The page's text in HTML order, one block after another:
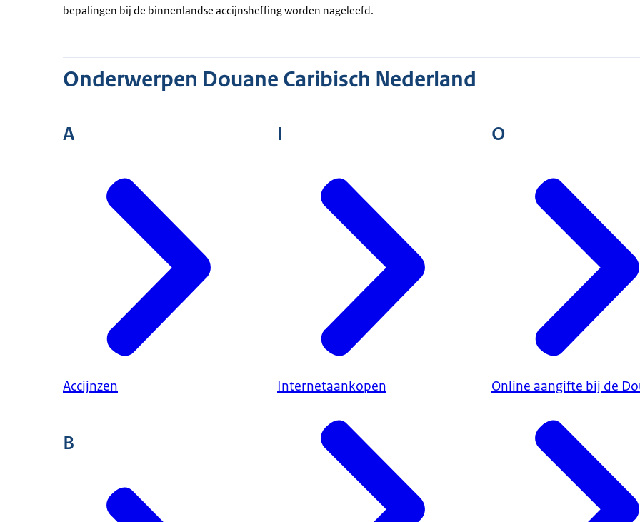
bepalingen bij de binnenlandse accijnsheffing worden nageleefd.
Onderwerpen Douane Caribisch Nederland
A
Accijnzen
B
I
Internetaankopen
O
Online aangifte bij de